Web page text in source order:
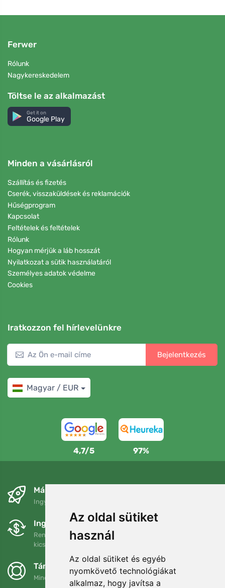
Az oldal sütiket
használ
Az oldal sütiket és egyéb
nyomkövető technológiákat
alkalmaz, hogy javítsa a
Ferwer
Rólunk
Nagykereskedelem
Töltse le az alkalmazást
Get it on
Google Play
Minden a vásárlásról
Szállítás és fizetés
Cserék, visszaküldések és reklamációk
Hűségprogram
Kapcsolat
Feltételek és feltételek
Rólunk
Hogyan mérjük a láb hosszát
Nyilatkozat a sütik használatáról
Személyes adatok védelme
Cookies
Iratkozzon fel hírlevelünkre
Bejelentkezés
Magyar / EUR
4,7/5 97%
Másnapra és ingyenesen
Ingyenes szállítás a következő összeg felett: 80 EUR
Ingyenes csere és visszaküldés
Rendelését 90 napon belül bármikor visszaküldheti vagy
kicserélheti.
Támogatjuk a Trees.org-ot
Minden megrendelésért ültetünk egy fát! Bővebben